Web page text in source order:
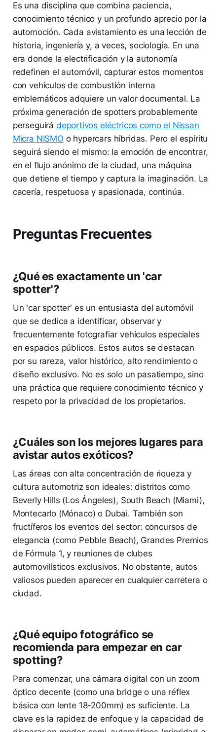
Es una disciplina que combina paciencia,
conocimiento técnico y un profundo aprecio por la
automoción. Cada avistamiento es una lección de
historia, ingeniería y, a veces, sociología. En una
era donde la electrificación y la autonomía
redefinen el automóvil, capturar estos momentos
con vehículos de combustión interna
emblemáticos adquiere un valor documental. La
próxima generación de spotters probablemente
perseguirá deportivos eléctricos como el Nissan
Micra NISMO o hypercars híbridas. Pero el espíritu
seguirá siendo el mismo: la emoción de encontrar,
en el flujo anónimo de la ciudad, una máquina
que detiene el tiempo y captura la imaginación. La
cacería, respetuosa y apasionada, continúa.
Preguntas Frecuentes
¿Qué es exactamente un 'car
spotter'?
Un 'car spotter' es un entusiasta del automóvil
que se dedica a identificar, observar y
frecuentemente fotografiar vehículos especiales
en espacios públicos. Estos autos se destacan
por su rareza, valor histórico, alto rendimiento o
diseño exclusivo. No es solo un pasatiempo, sino
una práctica que requiere conocimiento técnico y
respeto por la privacidad de los propietarios.
¿Cuáles son los mejores lugares para
avistar autos exóticos?
Las áreas con alta concentración de riqueza y
cultura automotriz son ideales: distritos como
Beverly Hills (Los Ángeles), South Beach (Miami),
Montecarlo (Mónaco) o Dubai. También son
fructíferos los eventos del sector: concursos de
elegancia (como Pebble Beach), Grandes Premios
de Fórmula 1, y reuniones de clubes
automovilísticos exclusivos. No obstante, autos
valiosos pueden aparecer en cualquier carretera o
ciudad.
¿Qué equipo fotográfico se
recomienda para empezar en car
spotting?
Para comenzar, una cámara digital con un zoom
óptico decente (como una bridge o una réflex
básica con lente 18-200mm) es suficiente. La
clave es la rapidez de enfoque y la capacidad de